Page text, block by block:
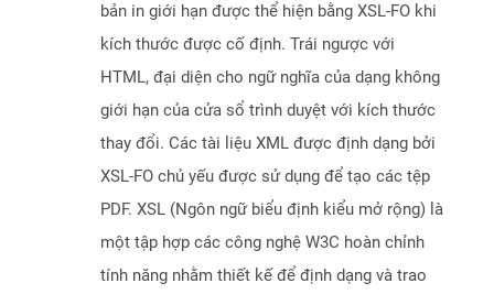
bản in giới hạn được thể hiện bằng XSL-FO khi
kích thước được cố định. Trái ngược với
HTML, đại diện cho ngữ nghĩa của dạng không
giới hạn của cửa sổ trình duyệt với kích thước
thay đổi. Các tài liệu XML được định dạng bởi
XSL-FO chủ yếu được sử dụng để tạo các tệp
PDF. XSL (Ngôn ngữ biểu định kiểu mở rộng) là
một tập hợp các công nghệ W3C hoàn chỉnh
tính năng nhằm thiết kế để định dạng và trao